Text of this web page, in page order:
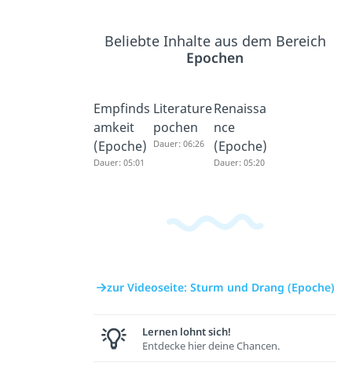
Beliebte Inhalte aus dem Bereich
Epochen
Empfinds
amkeit
(Epoche)
Dauer: 05:01
Literature
pochen
Dauer: 06:26
Renaissa
nce
(Epoche)
Dauer: 05:20
zur Videoseite: Sturm und Drang (Epoche)
Lernen lohnt sich!
Entdecke hier deine Chancen.